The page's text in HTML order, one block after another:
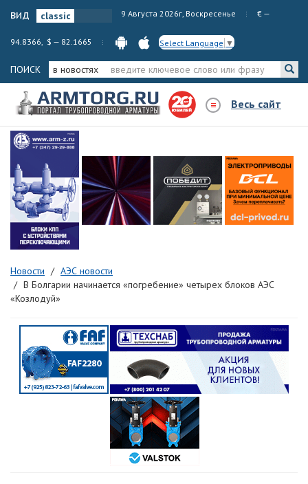
вид 9 Августа 2026г, Воскресенье € —
94.8366, $ — 82.1665 Select Language ▼
ПОИСК в новостях
Весь сайт
Новости
АЭС новости
В Болгарии начинается «погребение» четырех блоков АЭС
«Козлодуй»